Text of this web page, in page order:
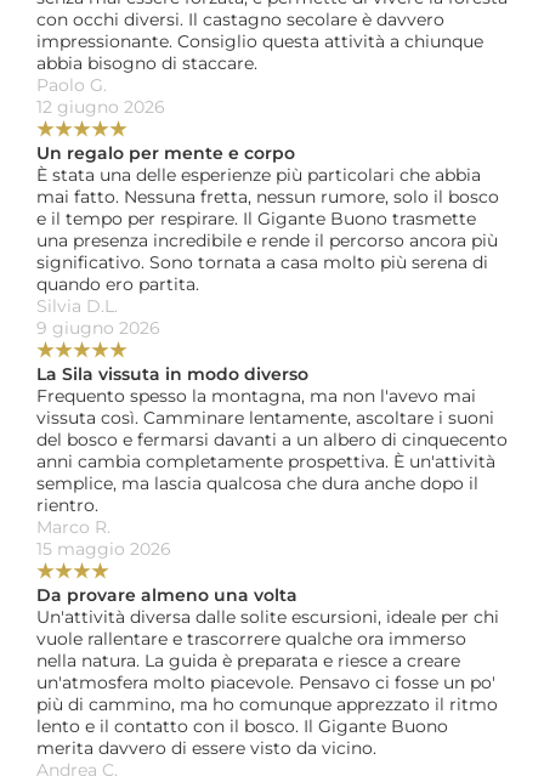
con occhi diversi. Il castagno secolare è davvero
impressionante. Consiglio questa attività a chiunque
abbia bisogno di staccare.
Paolo G.
12 giugno 2026
★★★★★
Un regalo per mente e corpo
È stata una delle esperienze più particolari che abbia
mai fatto. Nessuna fretta, nessun rumore, solo il bosco
e il tempo per respirare. Il Gigante Buono trasmette
una presenza incredibile e rende il percorso ancora più
significativo. Sono tornata a casa molto più serena di
quando ero partita.
Silvia D.L.
9 giugno 2026
★★★★★
La Sila vissuta in modo diverso
Frequento spesso la montagna, ma non l'avevo mai
vissuta così. Camminare lentamente, ascoltare i suoni
del bosco e fermarsi davanti a un albero di cinquecento
anni cambia completamente prospettiva. È un'attività
semplice, ma lascia qualcosa che dura anche dopo il
rientro.
Marco R.
15 maggio 2026
★★★★
Da provare almeno una volta
Un'attività diversa dalle solite escursioni, ideale per chi
vuole rallentare e trascorrere qualche ora immerso
nella natura. La guida è preparata e riesce a creare
un'atmosfera molto piacevole. Pensavo ci fosse un po'
più di cammino, ma ho comunque apprezzato il ritmo
lento e il contatto con il bosco. Il Gigante Buono
merita davvero di essere visto da vicino.
Andrea C.